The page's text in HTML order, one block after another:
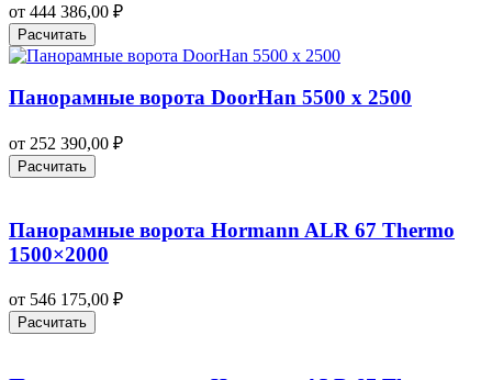
от 444 386,00 ₽
Расчитать
Панорамные ворота DoorHan 5500 х 2500
от 252 390,00 ₽
Расчитать
Панорамные ворота Hormann ALR 67 Thermo
1500×2000
от 546 175,00 ₽
Расчитать